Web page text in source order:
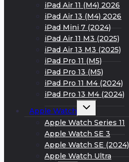
iPad Air 11 (M4) 2026
iPad Air 13 (M4) 2026
iPad Mini 7 (2024)
iPad Air 11 M3 (2025)
iPad Air 13 M3 (2025)
iPad Pro 11 (M5)
iPad Pro 13 (M5)
iPad Pro 11 M4 (2024)
iPad Pro 13 M4 (2024)
Apple Watch
Развернуть
меню
Apple Watch Series 11
Apple Watch SE 3
Apple Watch SE (2024)
Apple Watch Ultra